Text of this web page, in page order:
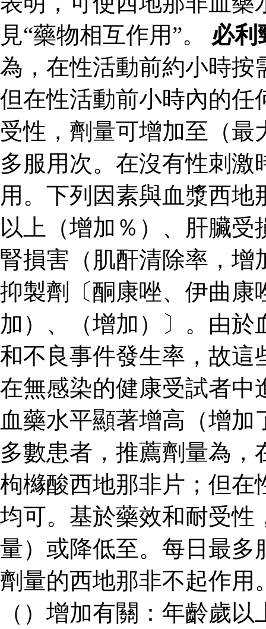
見“藥物相互作用”。 必利
為，在性活動前約小時按
但在性活動前小時內的任
受性，劑量可增加至（
多服用次。在沒有性刺
用。下列因素與血漿西
以上（增加％）、肝臟
腎損害（肌酐清除率，增
抑製劑〔酮康唑、伊曲康
加）、（增加）〕。由
和不良事件發生率，故這
在無感染的健康受試者中
血藥水平顯著增高（增加
多數患者，推薦劑量為
枸櫞酸西地那非片；但在
均可。基於藥效和耐受性
量）或降低至。每日最多
劑量的西地那非不起作用
（）增加有關：年齡歲